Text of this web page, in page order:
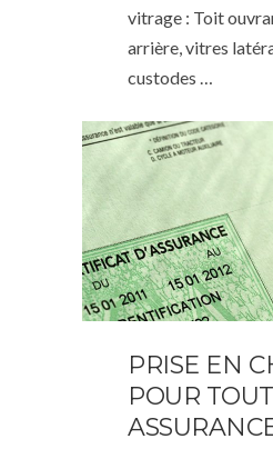
vitrage : Toit
arrière, vitres
custodes …
PRISE EN
POUR